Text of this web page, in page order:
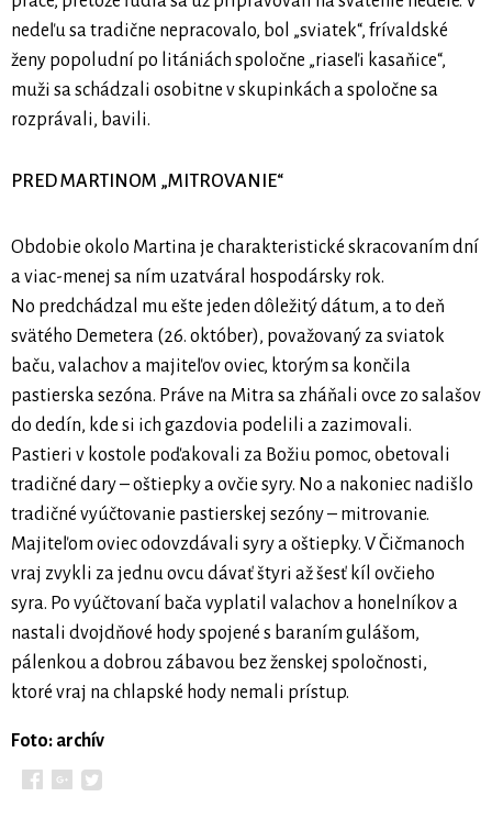
nedeľu sa tradične nepracovalo, bol „sviatek“, frívaldské
ženy popoludní po litániách spoločne „riaseľi kasaňice“,
muži sa schádzali osobitne v skupinkách a spoločne sa
rozprávali, bavili.
PRED MARTINOM „MITROVANIE“
Obdobie okolo Martina je charakteristické skracovaním dní
a viac-menej sa ním uzatváral hospodársky rok.
No predchádzal mu ešte jeden dôležitý dátum, a to deň
svätého Demetera (26. október), považovaný za sviatok
baču, valachov a majiteľov oviec, ktorým sa končila
pastierska sezóna. Práve na Mitra sa zháňali ovce zo salašov
do dedín, kde si ich gazdovia podelili a zazimovali.
Pastieri v kostole poďakovali za Božiu pomoc, obetovali
tradičné dary – oštiepky a ovčie syry. No a nakoniec nadišlo
tradičné vyúčtovanie pastierskej sezóny – mitrovanie.
Majiteľom oviec odovzdávali syry a oštiepky. V Čičmanoch
vraj zvykli za jednu ovcu dávať štyri až šesť kíl ovčieho
syra. Po vyúčtovaní bača vyplatil valachov a honelníkov a
nastali dvojdňové hody spojené s baraním gulášom,
pálenkou a dobrou zábavou bez ženskej spoločnosti,
ktoré vraj na chlapské hody nemali prístup.
Foto: archív